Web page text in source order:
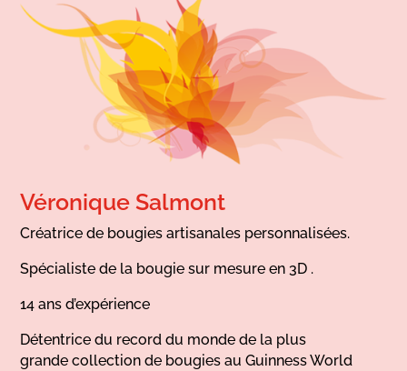
Véronique Salmont
Créatrice de bougies artisanales personnalisées.
Spécialiste de la bougie sur mesure en 3D .
14 ans d’expérience
Détentrice du record du monde de la plus
grande collection de bougies au Guinness World